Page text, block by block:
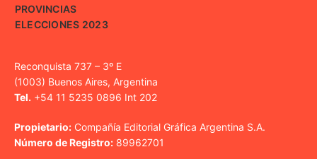
PROVINCIAS
ELECCIONES 2023
Reconquista 737 – 3º E
(1003) Buenos Aires, Argentina
Tel. +54 11 5235 0896 Int 202
Propietario: Compañía Editorial Gráfica Argentina S.A.
Número de Registro: 89962701